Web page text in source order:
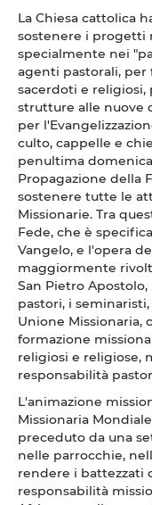
La Chiesa cattolica
sostenere i progetti
specialmente nei
agenti pastorali,
sacerdoti e
strutture alle nuove
per
culto, cappelle e
penultima
Propagazione della
sostenere tutte le
Missionarie. Tra
Fede, che è
Vangelo, e l'opera
maggiormente
San Pietro
pastori, i
Unione Missionaria,
formazione
religiosi e religiose,
responsabilità
L'animazione
Missionaria
preceduto da una
nelle parrocchie,
rendere i battezzati
responsabilità